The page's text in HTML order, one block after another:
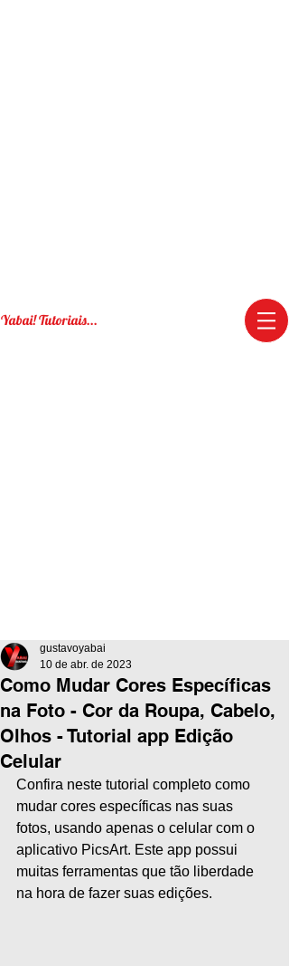
Yabai! Tutoriais...
Como Mudar Cores Específicas
na Foto - Cor da Roupa, Cabelo,
Olhos - Tutorial app Edição
Celular
gustavoyabai
10 de abr. de 2023
Confira neste tutorial completo como
mudar cores específicas nas suas
fotos, usando apenas o celular com o
aplicativo PicsArt. Este app possui
muitas ferramentas que tão liberdade
na hora de fazer suas edições.